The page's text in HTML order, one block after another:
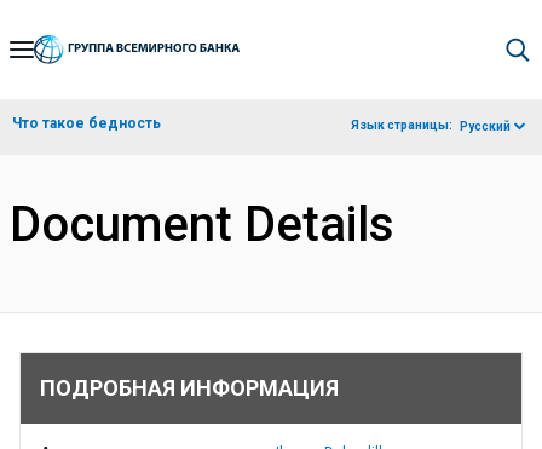
Skip
Navigation
Что такое бедность Язык страницы: Русский
Document Details
ПОДРОБНАЯ ИНФОРМАЦИЯ